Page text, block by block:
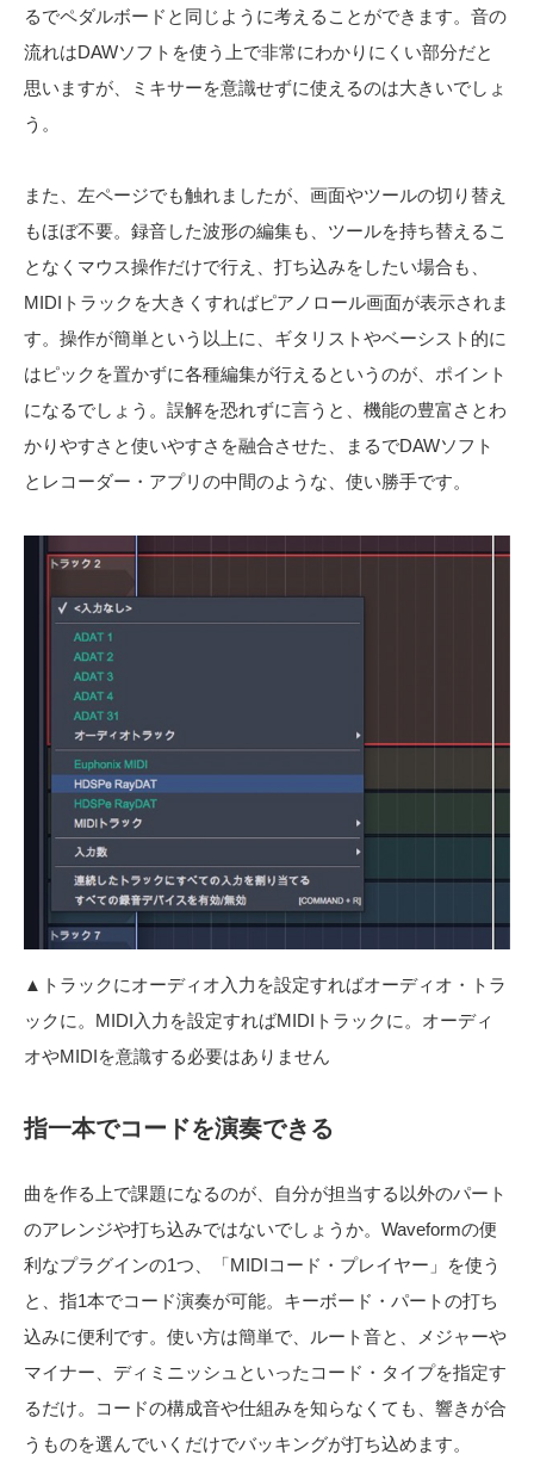
るでペダルボードと同じように考えることができます。音の
流れはDAWソフトを使う上で非常にわかりにくい部分だと
思いますが、ミキサーを意識せずに使えるのは大きいでしょ
う。
また、左ページでも触れましたが、画面やツールの切り替え
もほぼ不要。録音した波形の編集も、ツールを持ち替えるこ
となくマウス操作だけで行え、打ち込みをしたい場合も、
MIDIトラックを大きくすればピアノロール画面が表示されま
す。操作が簡単という以上に、ギタリストやベーシスト的に
はピックを置かずに各種編集が行えるというのが、ポイント
になるでしょう。誤解を恐れずに言うと、機能の豊富さとわ
かりやすさと使いやすさを融合させた、まるでDAWソフト
とレコーダー・アプリの中間のような、使い勝手です。
▲トラックにオーディオ入力を設定すればオーディオ・トラ
ックに。MIDI入力を設定すればMIDIトラックに。オーディ
オやMIDIを意識する必要はありません
指一本でコードを演奏できる
曲を作る上で課題になるのが、自分が担当する以外のパート
のアレンジや打ち込みではないでしょうか。Waveformの便
利なプラグインの1つ、「MIDIコード・プレイヤー」を使う
と、指1本でコード演奏が可能。キーボード・パートの打ち
込みに便利です。使い方は簡単で、ルート音と、メジャーや
マイナー、ディミニッシュといったコード・タイプを指定す
るだけ。コードの構成音や仕組みを知らなくても、響きが合
うものを選んでいくだけでバッキングが打ち込めます。